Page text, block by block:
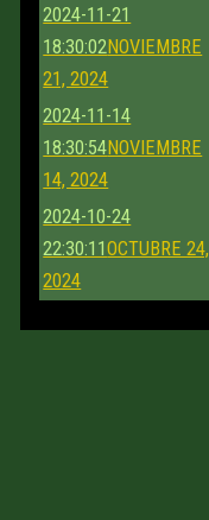
2024-11-21
18:30:02NOVIEMBRE
21, 2024
2024-11-14
18:30:54NOVIEMBRE
14, 2024
2024-10-24
22:30:11OCTUBRE 24,
2024